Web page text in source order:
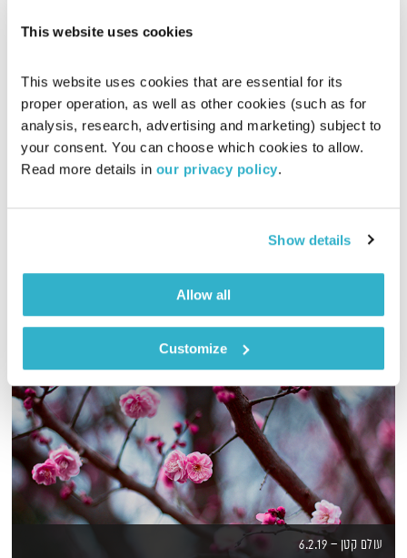
This website uses cookies
This website uses cookies that are essential for its
proper operation, as well as other cookies (such as for
analysis, research, advertising and marketing) subject to
your consent. You can choose which cookies to allow.
Read more details in our privacy policy.
Show details
Allow all
Customize
עולם קטן
אורי בנקהלטר
13.08.24
01:56:24
עולם קטן – 6.2.19